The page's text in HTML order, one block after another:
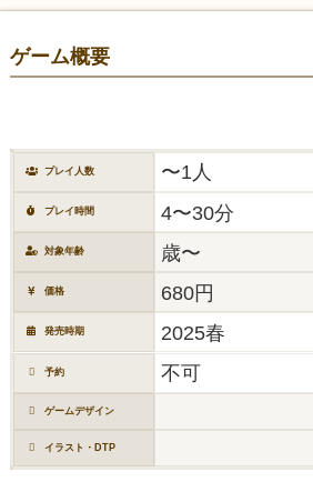
ゲーム概要
プレイ人数 〜1人
プレイ時間 4〜30分
対象年齢 歳〜
価格 680円
発売時期 2025春
予約 不可
ゲームデザイン
イラスト・DTP